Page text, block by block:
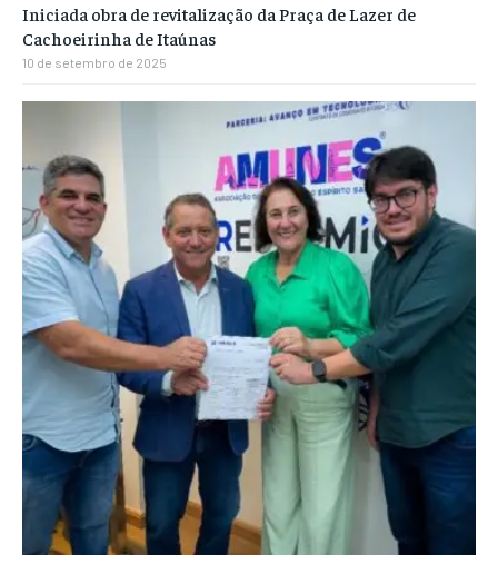
Iniciada obra de revitalização da Praça de Lazer de
Cachoeirinha de Itaúnas
10 de setembro de 2025